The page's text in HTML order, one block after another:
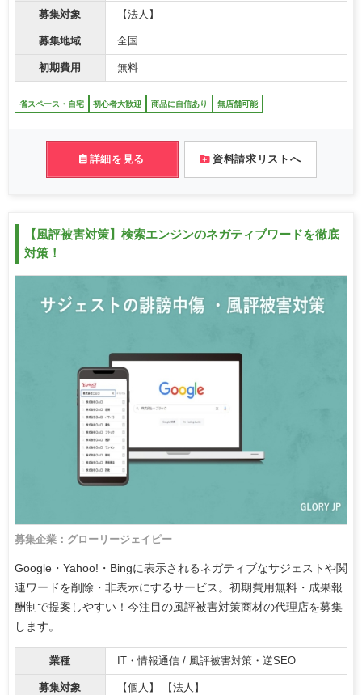
募集対象 【法人】
募集地域 全国
初期費用 無料
省スペース・自宅 初心者大歓迎 商品に自信あり 無店舗可能
詳細を見る 資料請求リストへ
【風評被害対策】検索エンジンのネガティブワードを徹底
対策！
募集企業：グローリージェイピー
Google・Yahoo!・Bingに表示されるネガティブなサジェストや関
連ワードを削除・非表示にするサービス。初期費用無料・成果報
酬制で提案しやすい！今注目の風評被害対策商材の代理店を募集
します。
業種 IT・情報通信 / 風評被害対策・逆SEO
募集対象 【個人】 【法人】